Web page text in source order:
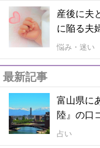
産後に夫
に陥る夫
悩み・迷い
最新記事
富山県に
陸』の口
占い